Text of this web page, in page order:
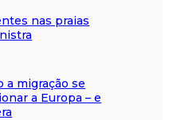
nas praias
a migração se
a Europa – e